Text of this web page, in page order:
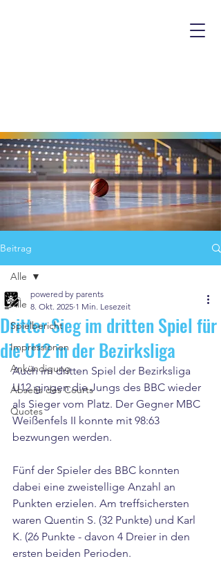
Beitrag
Alle
Spielbericht
Impressionen
Ankündigung
Abseits des Courts
Quotes
Alle
Dritter Sieg im dritten Spiel für
die U12 in der Bezirksliga
powered by parents
8. Okt. 2025 1 Min. Lesezeit
Auch im dritten Spiel der Bezirksliga
U12 gingen die Jungs des BBC wieder
als Sieger vom Platz. Der Gegner MBC
Weißenfels II konnte mit 98:63
bezwungen werden.
Fünf der Spieler des BBC konnten
dabei eine zweistellige Anzahl an
Punkten erzielen. Am treffsichersten
waren Quentin S. (32 Punkte) und Karl
K. (26 Punkte - davon 4 Dreier in den
ersten beiden Perioden.